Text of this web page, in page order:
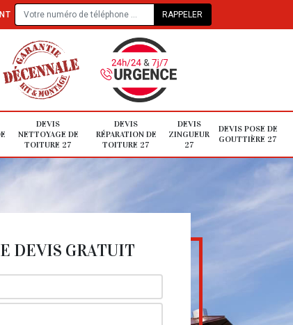
DEVIS
NETTOYAGE DE
TOITURE 27
DEVIS
RÉPARATION DE
TOITURE 27
DEVIS
ZINGUEUR
27
DEVIS POSE DE
GOUTTIÈRE 27
DEVIS GRATUIT